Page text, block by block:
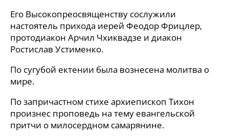
Его Высокопреосвященству сослужили
настоятель прихода иерей Феодор Фрицлер,
протодиакон Арчил Чхиквадзе и диакон
Ростислав Устименко.
По сугубой ектении была вознесена молитва о
мире.
По запричастном стихе архиепископ Тихон
произнес проповедь на тему евангельской
притчи о милосердном самарянине.